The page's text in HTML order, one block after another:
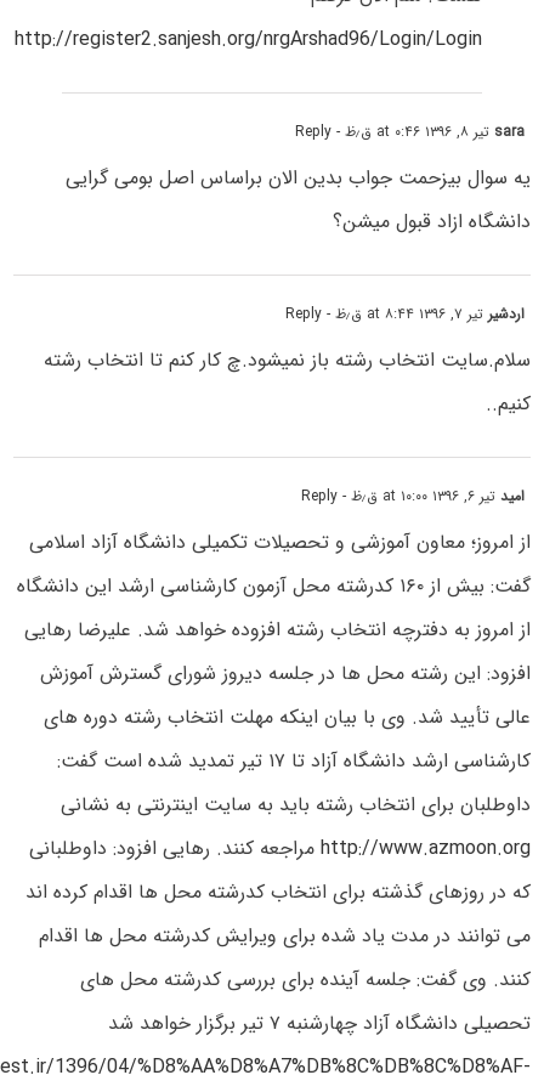
http://register2.sanjesh.org/nrgArshad96/Login/Login
sara تیر ۸, ۱۳۹۶ at ۰:۴۶ ق٫ظ - Reply
یه سوال بیزحمت جواب بدین الان براساس اصل بومی گرایی
دانشگاه ازاد قبول میشن؟
اردشیرتیر ۷, ۱۳۹۶ at ۸:۴۴ ق٫ظ - Reply
سلام.سایت انتخاب رشته باز نمیشود.چ کار کنم تا انتخاب رشته
کنیم..
امیدتیر ۶, ۱۳۹۶ at ۱۰:۰۰ ق٫ظ - Reply
از امروز؛ معاون آموزشی و تحصیلات تکمیلی دانشگاه آزاد اسلامی
گفت: بیش از ۱۶۰ کدرشته محل آزمون کارشناسی ارشد این دانشگاه
از امروز به دفترچه انتخاب رشته افزوده خواهد شد. علیرضا رهایی
افزود: این رشته محل ها در جلسه دیروز شورای گسترش آموزش
عالی تأیید شد. وی با بیان اینکه مهلت انتخاب رشته دوره های
کارشناسی ارشد دانشگاه آزاد تا ۱۷ تیر تمدید شده است گفت:
داوطلبان برای انتخاب رشته باید به سایت اینترنتی به نشانی
http://www.azmoon.orgمراجعه کنند. رهایی افزود: داوطلبانی
که در روزهای گذشته برای انتخاب کدرشته محل ها اقدام کرده اند
می توانند در مدت یاد شده برای ویرایش کدرشته محل ها اقدام
کنند. وی گفت: جلسه آینده برای بررسی کدرشته محل های
تحصیلی دانشگاه آزاد چهارشنبه ۷ تیر برگزار خواهد شد
1396/04/%D8%AA%D8%A7%DB%8C%DB%8C%D8%AF-